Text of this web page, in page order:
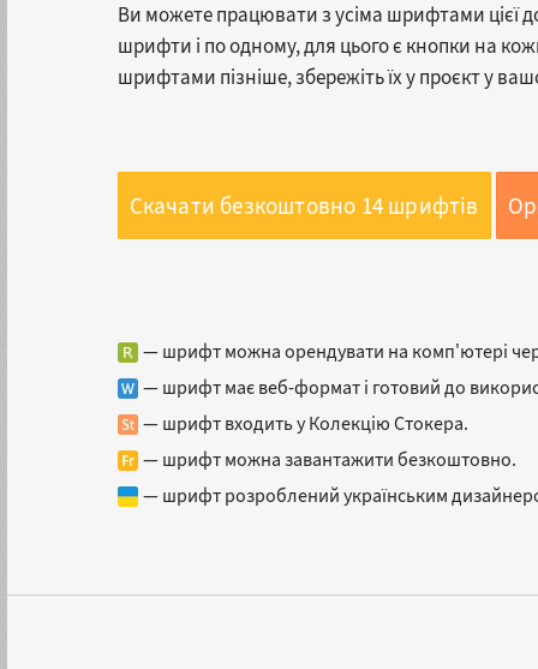
Ви можете працювати з усіма шрифтами цієї
шрифти і по одному, для цього є кнопки на
шрифтами пізніше, збережіть їх у проєкт у
Скачати безкоштовно 14 шрифтів
— шрифт можна орендувати на комп'ютері
— шрифт має веб-формат і готовий до
— шрифт входить у Колекцію Стокера.
— шрифт можна завантажити безкоштовно.
— шрифт розроблений українським